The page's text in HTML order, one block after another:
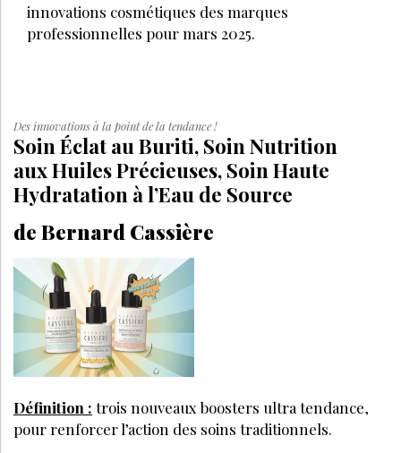
innovations cosmétiques des marques
professionnelles pour mars 2025.
Des innovations à la point de la tendance !
Soin Éclat au Buriti, Soin Nutrition
aux Huiles Précieuses, Soin Haute
Hydratation à l’Eau de Source
de Bernard Cassière
Définition : trois nouveaux boosters ultra tendance,
pour renforcer l’action des soins traditionnels.